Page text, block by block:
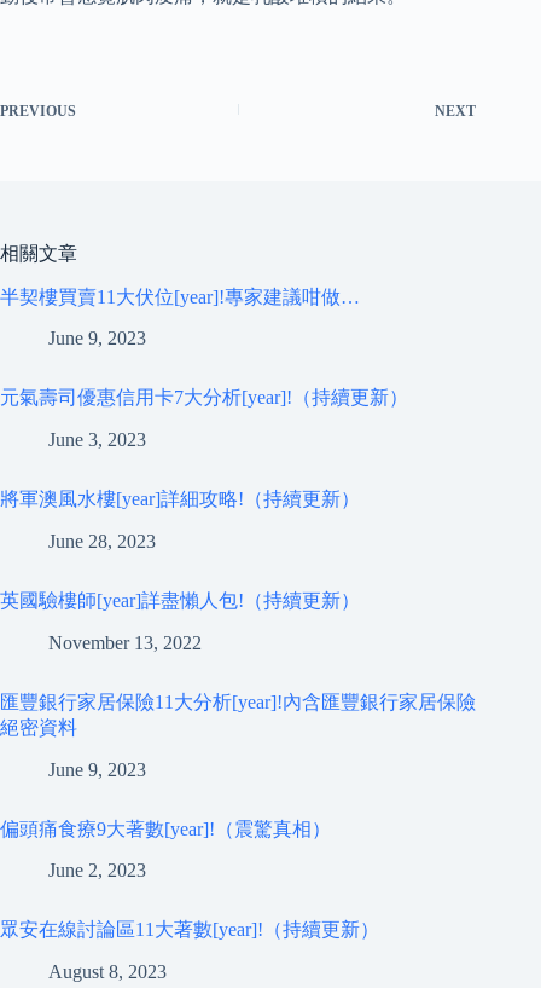
PREVIOUS NEXT
相關文章
半契樓買賣11大伏位[year]!專家建議咁做…
June 9, 2023
元氣壽司優惠信用卡7大分析[year]!（持續更新）
June 3, 2023
將軍澳風水樓[year]詳細攻略!（持續更新）
June 28, 2023
英國驗樓師[year]詳盡懶人包!（持續更新）
November 13, 2022
匯豐銀行家居保險11大分析[year]!內含匯豐銀行家居保險
絕密資料
June 9, 2023
偏頭痛食療9大著數[year]!（震驚真相）
June 2, 2023
眾安在線討論區11大著數[year]!（持續更新）
August 8, 2023